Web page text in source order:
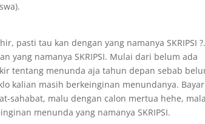
pasti tau kan dengan yang namanya SKRIPSI ?.
yang namanya SKRIPSI. Mulai dari belum ada
tentang menunda aja tahun depan sebab
kalian masih berkeinginan menundanya. Bayar
sahabat, malu dengan calon mertua hehe,
menunda yang namanya SKRIPSI.